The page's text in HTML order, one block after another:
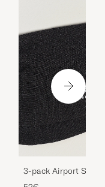
3-pack Airport
Melange